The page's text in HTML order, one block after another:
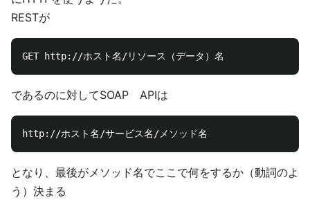
RESTが
であるのに対してSOAP APIは
となり、最後がメソッド名でここで何をするか（動詞のよ
う）決まる